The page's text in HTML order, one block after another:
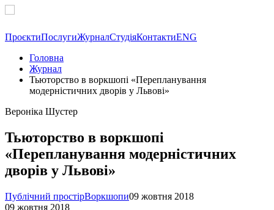
ПроєктиПослугиЖурналСтудіяКонтактиENG
Головна
Журнал
Тьюторство в воркшопі «Перепланування
модерністичних дворів у Львові»
Вероніка Шустер
Тьюторство в воркшопі
«Перепланування модерністичних
дворів у Львові»
Публічний простірВоркшопи09 жовтня 2018
09 жовтня 2018